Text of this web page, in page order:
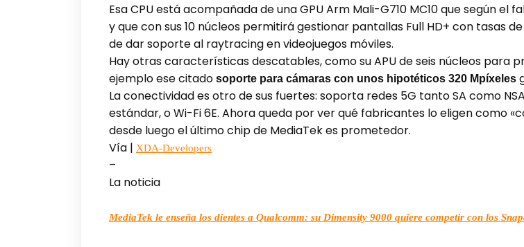
Esa CPU está acompañada de una GPU Arm Mali-G710 MC10 que según el
y que con sus 10 núcleos permitirá gestionar pantallas Full HD+ con tasas
de dar soporte al raytracing en videojuegos móviles.
Hay otras características descatables, como su APU de seis núcleos
ejemplo ese citado soporte para cámaras con unos hipotéticos 320 Mpíxeles
La conectividad es otro de sus fuertes: soporta redes 5G tanto SA como
estándar, o Wi-Fi 6E. Ahora queda por ver qué fabricantes lo eligen como
desde luego el último chip de MediaTek es prometedor.
Vía | XDA-Developers
–
La noticia
MediaTek le enseña los dientes a Qualcomm: su Dimensity 9000 quiere competir con los